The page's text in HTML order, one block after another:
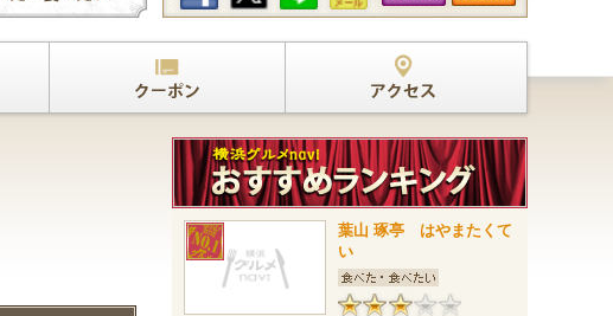
葉山 琢亭 はやまたくて
い